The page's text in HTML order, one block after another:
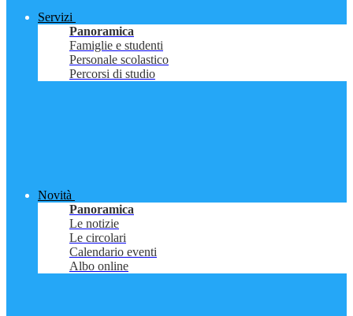
Servizi
Panoramica
Famiglie e studenti
Personale scolastico
Percorsi di studio
Novità
Panoramica
Le notizie
Le circolari
Calendario eventi
Albo online